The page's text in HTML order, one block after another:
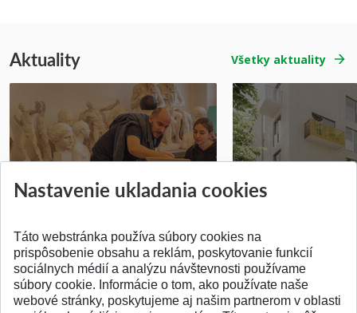
Aktuality Všetky aktuality
Pridané 14.07.2026 Pridané 03.07.2026
SPÄŤ NA VRCH
Nastavenie ukladania cookies
Táto webstránka používa súbory cookies na
prispôsobenie obsahu a reklám, poskytovanie funkcií
sociálnych médií a analýzu návštevnosti používame
súbory cookie. Informácie o tom, ako používate naše
webové stránky, poskytujeme aj našim partnerom v oblasti